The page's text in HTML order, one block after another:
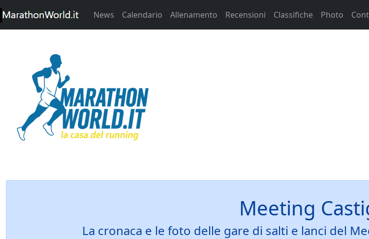
News Calendario Allenamento Recensioni Classifiche Photo
Meeting
La cronaca e le foto delle gare di salti e lanci del